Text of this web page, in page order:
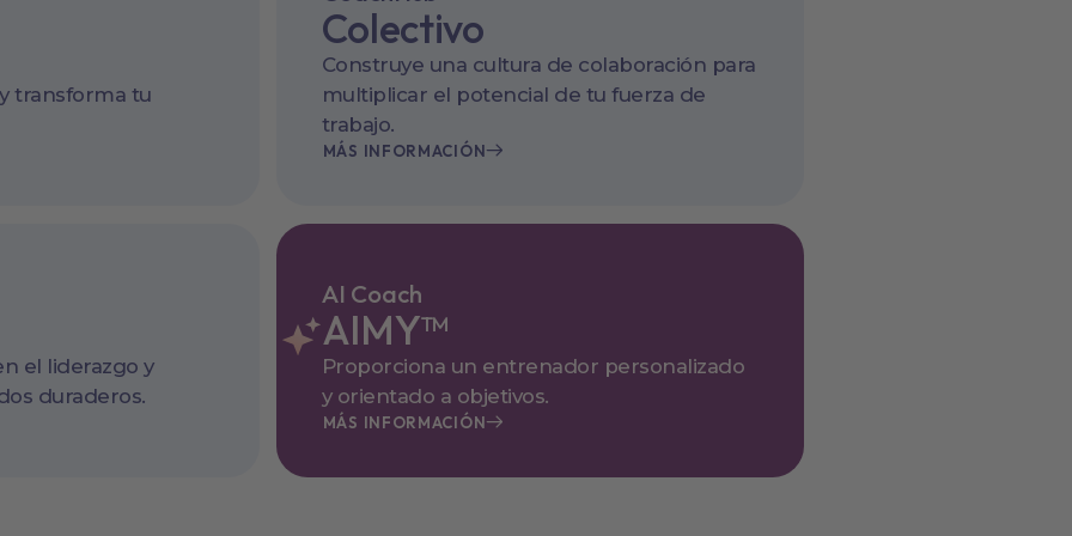
transforma tu
Colectivo
Construye una cultura de colaboración para
multiplicar el potencial de tu fuerza de
trabajo.
MÁS INFORMACIÓN
el liderazgo y
duraderos.
AI Coach
AIMY™
Proporciona un entrenador personalizado
y orientado a objetivos.
MÁS INFORMACIÓN